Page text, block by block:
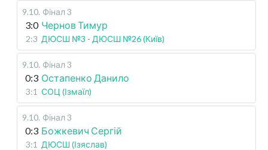
9.10. Фінал 3
3:0 Чернов Тимур
2:3 ДЮСШ №3 - ДЮСШ №26 (Київ)
9.10. Фінал 3
0:3 Остапенко Данило
3:1 СОЦ (Ізмаїл)
9.10. Фінал 3
0:3 Божкевич Сергій
3:1 ДЮСШ (Ізяслав)